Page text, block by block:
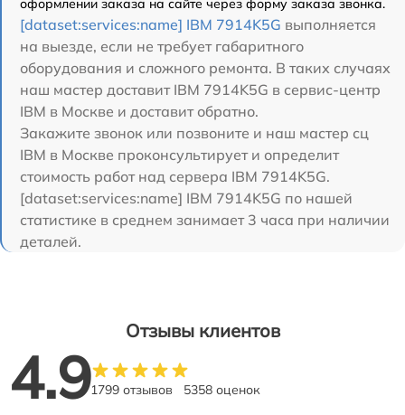
оформлении заказа на сайте через форму заказа звонка.
[dataset:services:name] IBM 7914K5G выполняется
на выезде, если не требует габаритного
оборудования и сложного ремонта. В таких случаях
наш мастер доставит IBM 7914K5G в сервис-центр
IBM в Москве и доставит обратно.
Закажите звонок или позвоните и наш мастер сц
IBM в Москве проконсультирует и определит
стоимость работ над сервера IBM 7914K5G.
[dataset:services:name] IBM 7914K5G по нашей
статистике в среднем занимает 3 часа при наличии
деталей.
Отзывы клиентов
4.91799 отзывов 5358 оценок